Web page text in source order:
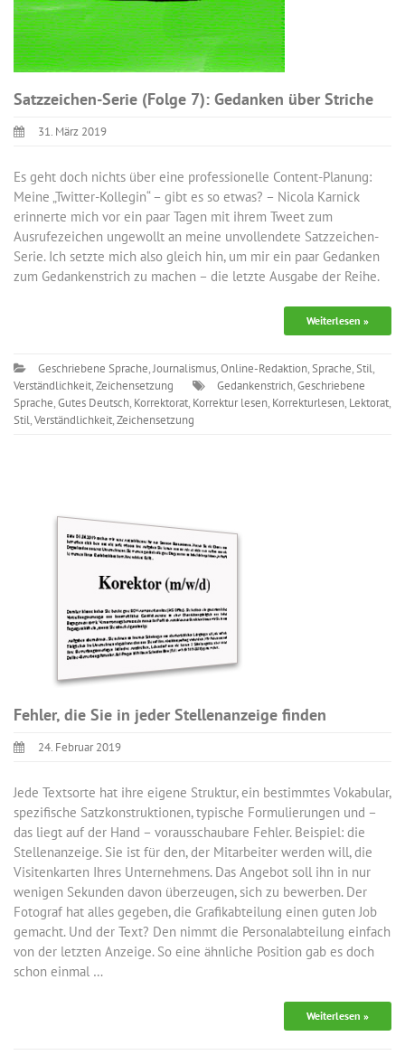
Satzzeichen-Serie (Folge 7): Gedanken über Striche
31. März 2019
Es geht doch nichts über eine professionelle Content-Planung:
Meine „Twitter-Kollegin“ – gibt es so etwas? – Nicola Karnick
erinnerte mich vor ein paar Tagen mit ihrem Tweet zum
Ausrufezeichen ungewollt an meine unvollendete Satzzeichen-
Serie. Ich setzte mich also gleich hin, um mir ein paar Gedanken
zum Gedankenstrich zu machen – die letzte Ausgabe der Reihe.
Weiterlesen »
Geschriebene Sprache,Journalismus,Online-Redaktion,Sprache,Stil,
Verständlichkeit,Zeichensetzung Gedankenstrich,Geschriebene
Sprache,Gutes Deutsch, Korrektorat, Korrektur lesen, Korrekturlesen, Lektorat,
Stil,Verständlichkeit,Zeichensetzung
Fehler, die Sie in jeder Stellenanzeige finden
24. Februar 2019
Jede Textsorte hat ihre eigene Struktur, ein bestimmtes Vokabular,
spezifische Satzkonstruktionen, typische Formulierungen und –
das liegt auf der Hand – vorausschaubare Fehler. Beispiel: die
Stellenanzeige. Sie ist für den, der Mitarbeiter werden will, die
Visitenkarten Ihres Unternehmens. Das Angebot soll ihn in nur
wenigen Sekunden davon überzeugen, sich zu bewerben. Der
Fotograf hat alles gegeben, die Grafikabteilung einen guten Job
gemacht. Und der Text? Den nimmt die Personalabteilung einfach
von der letzten Anzeige. So eine ähnliche Position gab es doch
schon einmal …
Weiterlesen »